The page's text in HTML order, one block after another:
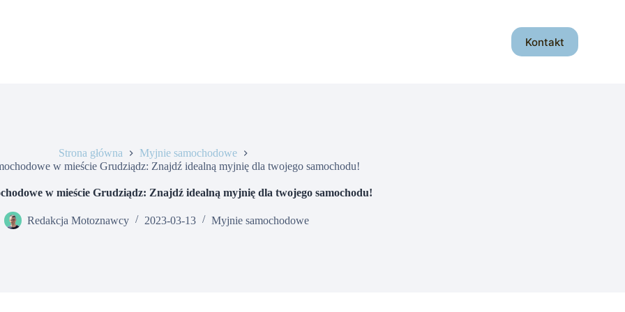
Kontakt
Strona główna
Myjnie samochodowe
w mieście Grudziądz: Znajdź idealną myjnię dla twojego samochodu!
w mieście Grudziądz: Znajdź idealną myjnię dla twojego samochodu!
Redakcja Motoznawcy 2023-03-13 Myjnie samochodowe